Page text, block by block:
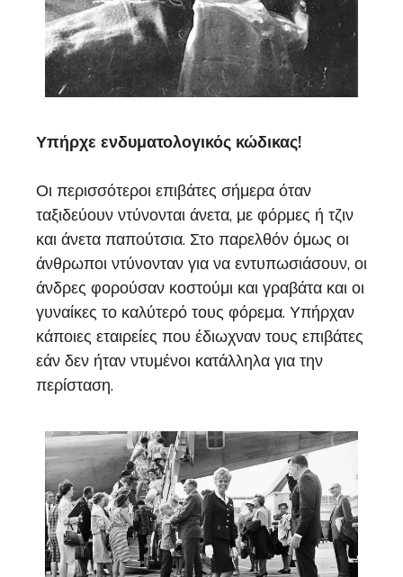
Υπήρχε ενδυματολογικός κώδικας!
Οι περισσότεροι επιβάτες σήμερα όταν
ταξιδεύουν ντύνονται άνετα, με φόρμες ή τζιν
και άνετα παπούτσια. Στο παρελθόν όμως οι
άνθρωποι ντύνονταν για να εντυπωσιάσουν, οι
άνδρες φορούσαν κοστούμι και γραβάτα και οι
γυναίκες το καλύτερό τους φόρεμα. Υπήρχαν
κάποιες εταιρείες που έδιωχναν τους επιβάτες
εάν δεν ήταν ντυμένοι κατάλληλα για την
περίσταση.